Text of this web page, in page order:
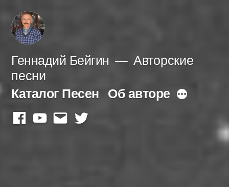
Перейти
содержимому
Геннадий Бейгин
Авторские
песни
Каталог Песен Об авторе Больше
facebook
youtube
mail twitter